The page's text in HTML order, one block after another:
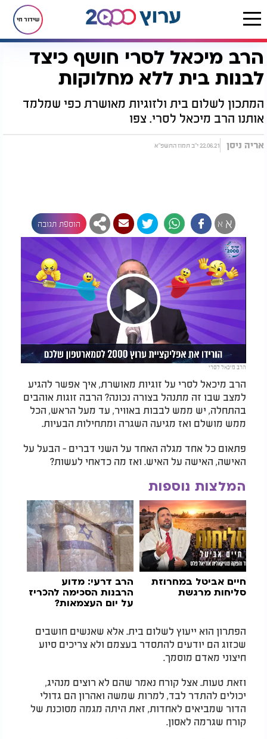
שידור חי
דף הבית יהדות הרב מיכאל לסרי חושף כיצד לבנות בית ללא מחלוקות
הרב מיכאל לסרי חושף כיצד
לבנות בית ללא מחלוקות
המתכון לשלום בית ולזוגיות מאושרת כפי שמלמד
אותנו הרב מיכאל לסרי. צפו
אריה ניסן 22.06.21 י"ב תמוז התשפ"א
א א הוספת תגובה
Play
Video
הרב מיכאל לסרי
הרב מיכאל לסרי על זוגיות מאושרת, איך אפשר להגיע
למצב שבו זה מתנהל בצורה נכונה? הרבה זוגות אוהבים
בהתחלה, יש ממש לבבות באוויר, עד מעל הראש, הכל
ממש מושלם ואז מגיעה השגרה ומתחילות הבעיות.
פתאום כל אחד מגלה האחד על השני דברים - הבעל על
האישה, האישה על האיש. ואז מה כדאחי לעשות?
המלצות נוספות
חיים אביטל במחרוזת
סליחות מרגשת
הרב דרעי: מדוע
הרבנות הסכימה להכריז
על יום העצמאות?
הפתרון הוא ייעוץ לשלום בית. אלא שאנשים חושבים
שכזוג הם יודעים להתסדר בעצמם ולא צריכים סיוע
חיצוני מאדם מוסמך.
וזאת טעות. אצל קורח נאמר שהם לא רוצים מנהיג,
יכולים להתדר לבד, למרות שמשה ואהרון הם גדולי
הדור שמביאים לאחדות, זאת היתה מגמה מסוכנת של
קורח שגרמה לאסון.